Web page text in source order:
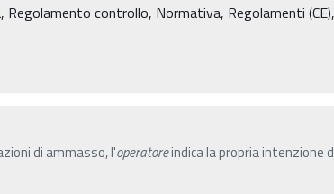
Regolamento controllo, Normativa, Regolamenti
di ammasso, l'operatoreindica la propria intenzione